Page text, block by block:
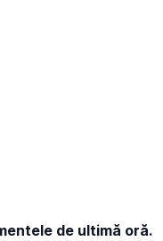
de ultimă oră.